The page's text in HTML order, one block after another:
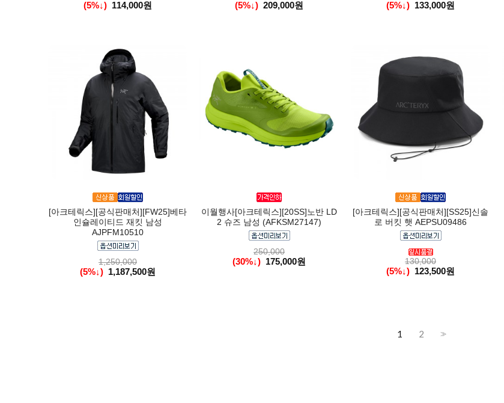
(5%↓) 114,000원 (5%↓) 209,000원 (5%↓) 133,000원
[아크테릭스][공식판매처][FW25]베타
인슐레이티드 재킷 남성
AJPFM10510
1,250,000
(5%↓) 1,187,500원
이월행사[아크테릭스][20SS]노반 LD
2 슈즈 남성 (AFKSM27147)
250,000
(30%↓) 175,000원
[아크테릭스][공식판매처][SS25]신솔
로 버킷 햇 AEPSU09486
130,000
(5%↓) 123,500원
1 2 >>